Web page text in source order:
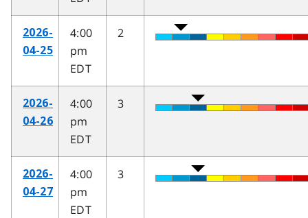
2026-
04-25
4:00
pm
EDT
2
2026-
04-26
4:00
pm
EDT
3
2026-
04-27
4:00
pm
EDT
3